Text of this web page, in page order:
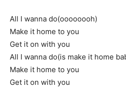
All I wanna do(oooooooh)
Make it home to you
Get it on with you
All I wanna do(is make it home
Make it home to you
Get it on with you